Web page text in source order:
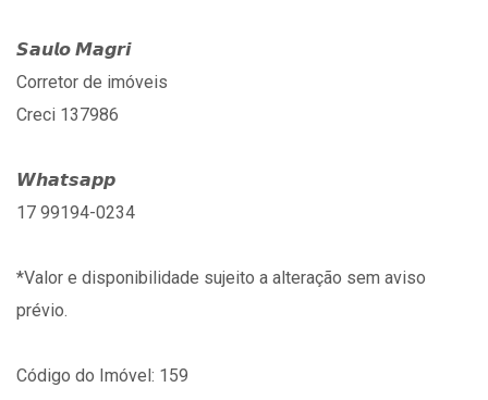
𝙎𝙖𝙪𝙡𝙤 𝙈𝙖𝙜𝙧𝙞
Corretor de imóveis
Creci 137986
𝙒𝙝𝙖𝙩𝙨𝙖𝙥𝙥
17 99194-0234
*Valor e disponibilidade sujeito a alteração sem aviso
prévio.
Código do Imóvel: 159